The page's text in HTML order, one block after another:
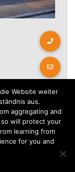
Website weiter
aus.
aggregating and
will protect your
learning from
for you and